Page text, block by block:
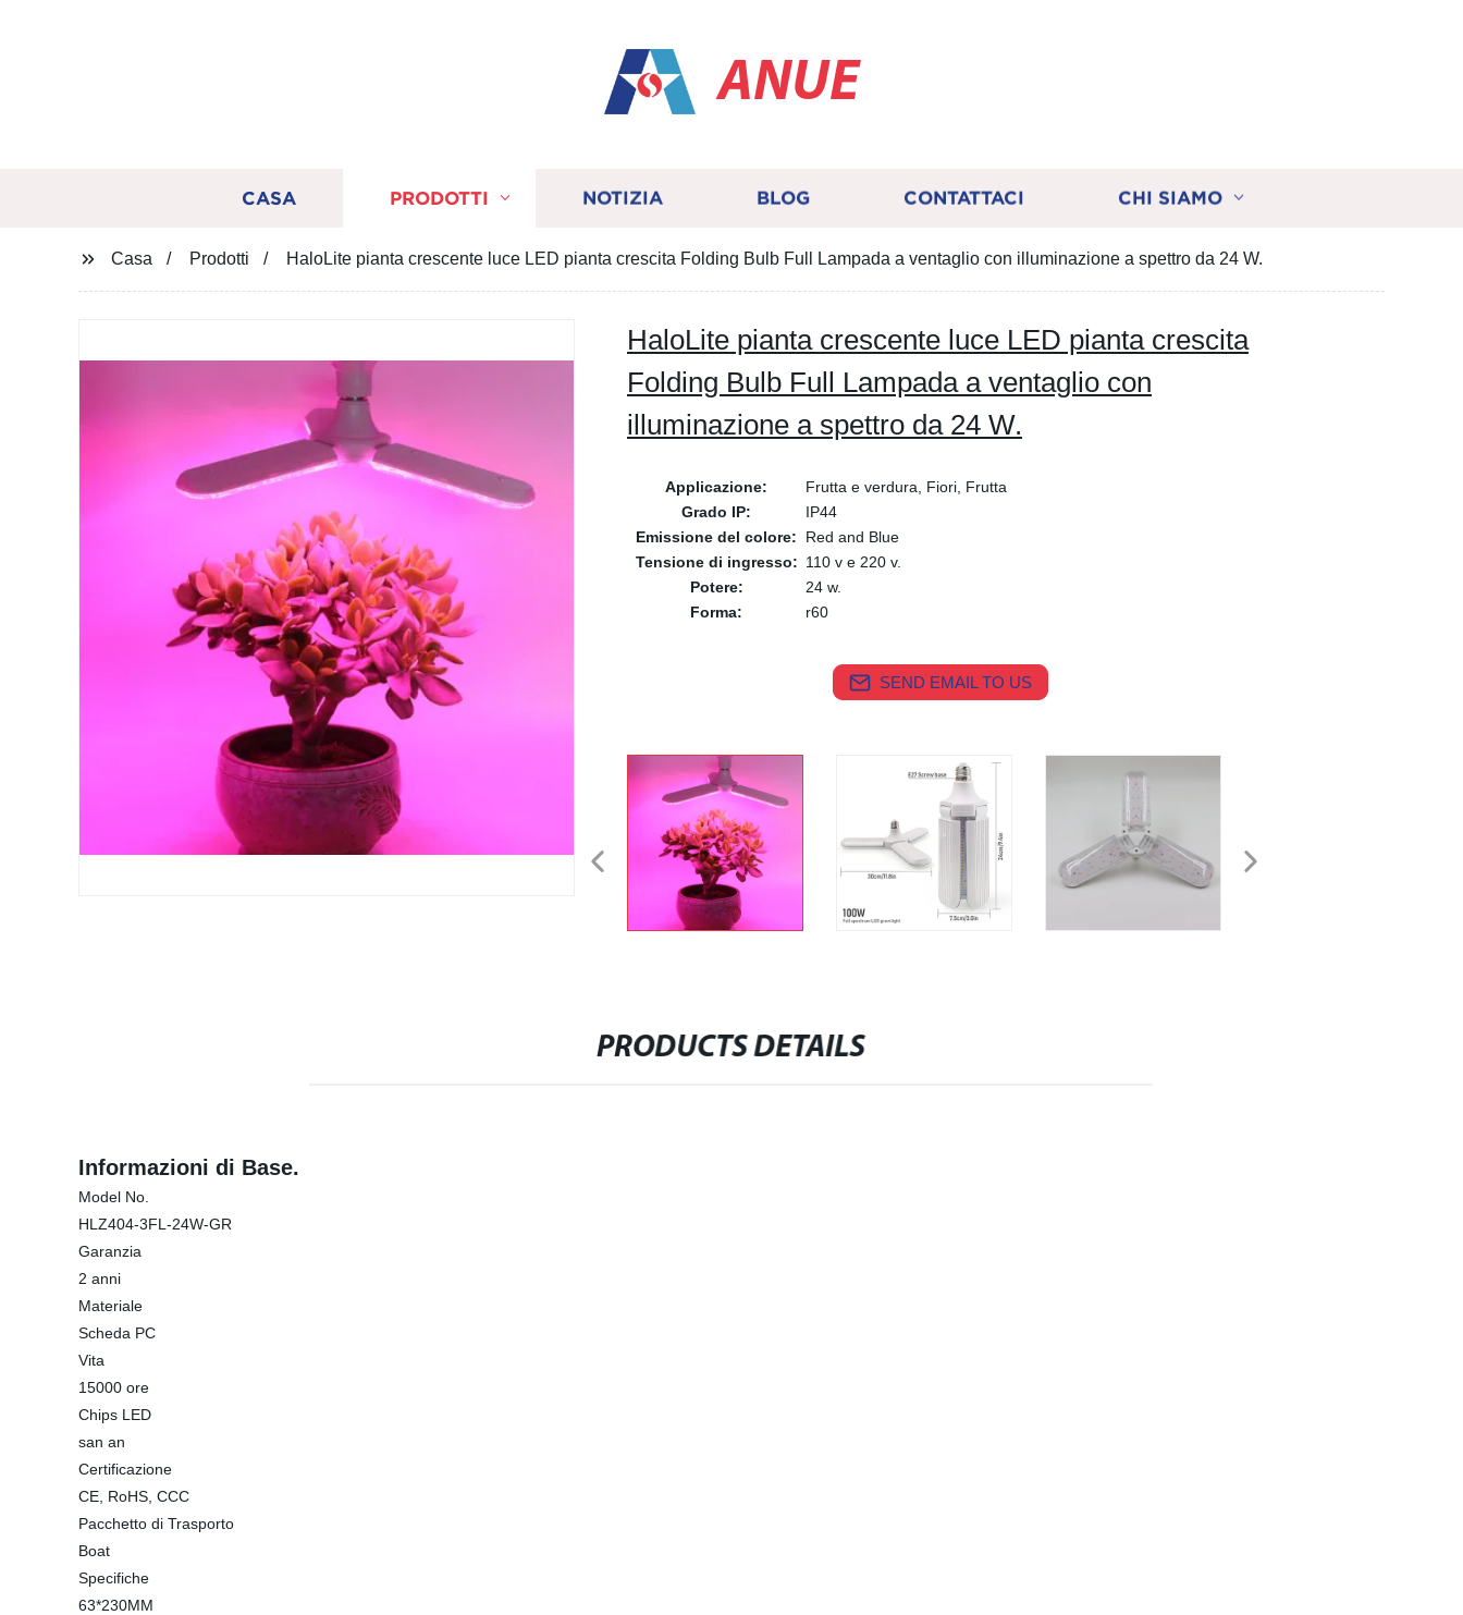
ANUE
CASA PRODOTTI NOTIZIA BLOG CONTATTACI CHI SIAMO
Casa Prodotti HaloLite pianta crescente luce LED pianta crescita Folding Bulb Full Lampada a ventaglio con illuminazione a spettro da 24 W.
HaloLite pianta crescente luce LED pianta crescita
Folding Bulb Full Lampada a ventaglio con
illuminazione a spettro da 24 W.
Applicazione:
Frutta e verdura, Fiori, Frutta
Grado IP:
IP44
Emissione del colore:
Red and Blue
Tensione di ingresso: 110 v e 220 v.
Potere:
24 w.
Forma:
r60
SEND EMAIL TO US
PRODUCTS DETAILS
Informazioni di Base.
Model No.
HLZ404-3FL-24W-GR
Garanzia
2 anni
Materiale
Scheda PC
Vita
15000 ore
Chips LED
san an
Certificazione
CE, RoHS, CCC
Pacchetto di Trasporto
Boat
Specifiche
63*230MM